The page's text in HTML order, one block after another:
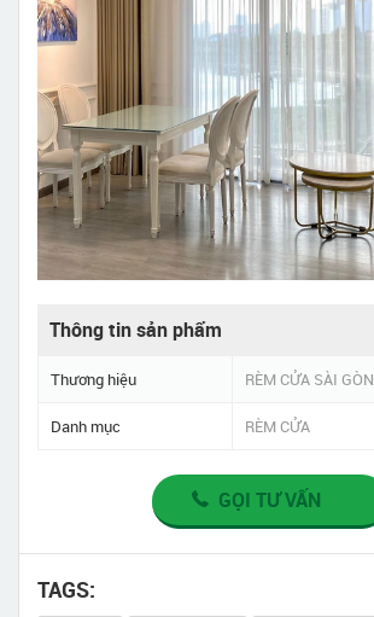
Thông tin sản phẩm
Thương hiệu RÈM CỬA SÀI GÒN
Danh mục RÈM CỬA
GỌI TƯ VẤN
TAGS: